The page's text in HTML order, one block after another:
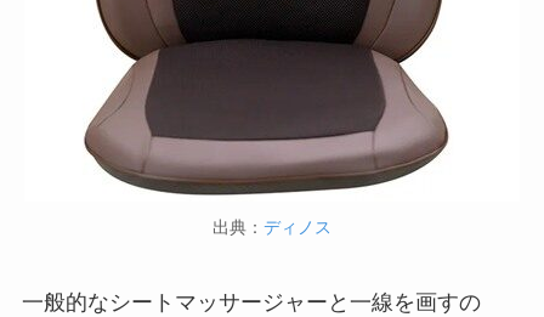
出典： ディノス
一般的なシートマッサージャーと一線を画すの